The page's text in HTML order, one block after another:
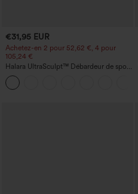
€31,95 EUR
Achetez-en 2 pour 52,62 €, 4 pour
105,24 €
Halara UltraSculpt™ Débardeur de sport
à col rond et ourlet arrondi